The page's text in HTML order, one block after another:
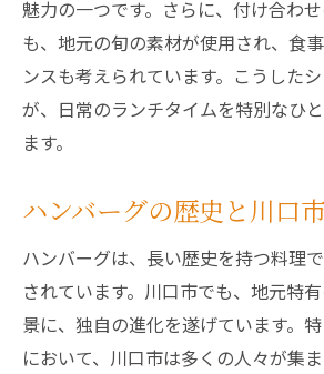
地元で人気のハンバーグ専
初めての方におすすめのラ
家族で楽しめるハンバーグ
ランチに最適な予約必須の
川口市のハンバーグランチで再
しみ
新しい味覚体験ができるハ
多彩なハンバーグのバリエ
魅力の一つです。さらに、付け合わ
も、地元の旬の素材が使用され、食
ンスも考えられています。こうした
が、日常のランチタイムを特別なひ
ます。
ハンバーグの歴史と川口
ハンバーグは、長い歴史を持つ料理
されています。川口市でも、地元特
景に、独自の進化を遂げています。
において、川口市は多くの人々が集